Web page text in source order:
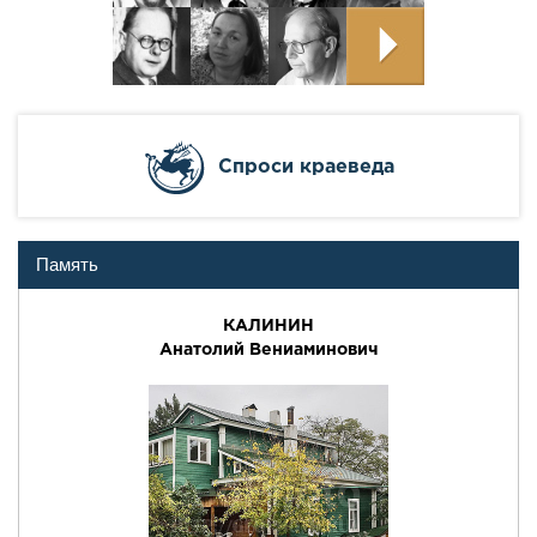
Cпроси краеведа
Память
КАЛИНИН
Анатолий Вениаминович